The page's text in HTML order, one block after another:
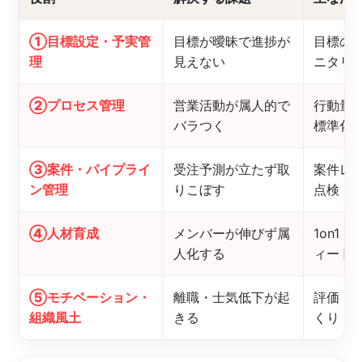
①目標設定・予実管
理
目標が曖昧で進捗が
見えない
目標の
ニタリ
②プロセス管理
営業活動が属人的で
バラつく
行動量
標準化
③案件・パイプライ
ン管理
受注予測が立たず取
りこぼす
案件レ
点検・
④人材育成
メンバーが伸びず属
人化する
1on1・
ィード
⑤モチベーション・
組織風土
離職・士気低下が起
きる
評価・
くり